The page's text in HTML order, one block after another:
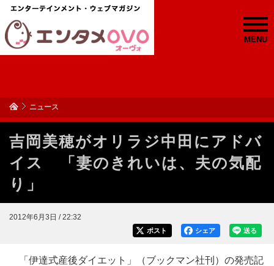
MENU
ニュース
吉岡美穂がオリラジ中田にアドバ
イス 「妻のきれいは、夫の気配
り」
2012年6月3日 / 22:32
送る
シェア
ポスト
「伊達式産後ダイエット」（ブックマン社刊）の発売記